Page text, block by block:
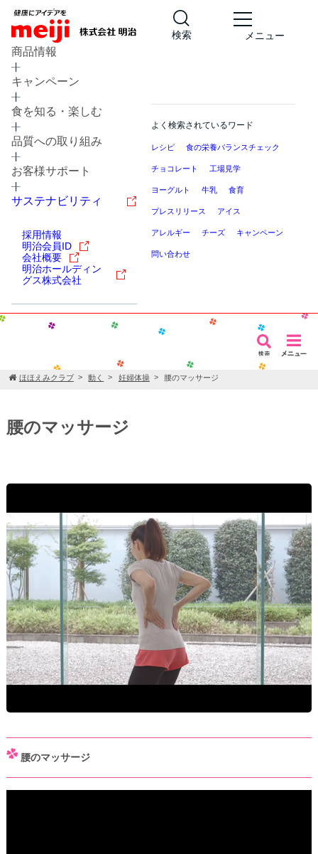
検索 メニュー
商品情報
キャンペーン
食を知る・楽しむ
品質への取り組み
お客様サポート
サステナビリティ
採用情報
明治会員ID
会社概要
明治ホールディン
グス株式会社
よく検索されているワード
レシピ 食の栄養バランスチェック
チョコレート 工場見学
ヨーグルト 牛乳 食育
プレスリリース アイス
アレルギー チーズ キャンペーン
問い合わせ
ほほえみクラブ 動く 妊婦体操 腰のマッサージ
腰のマッサージ
腰のマッサージ